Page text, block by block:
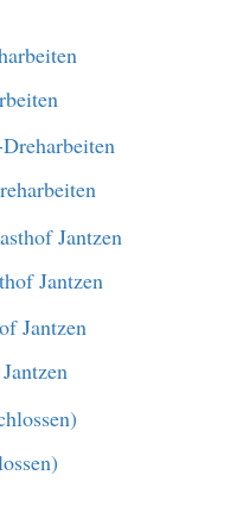
Jantzen